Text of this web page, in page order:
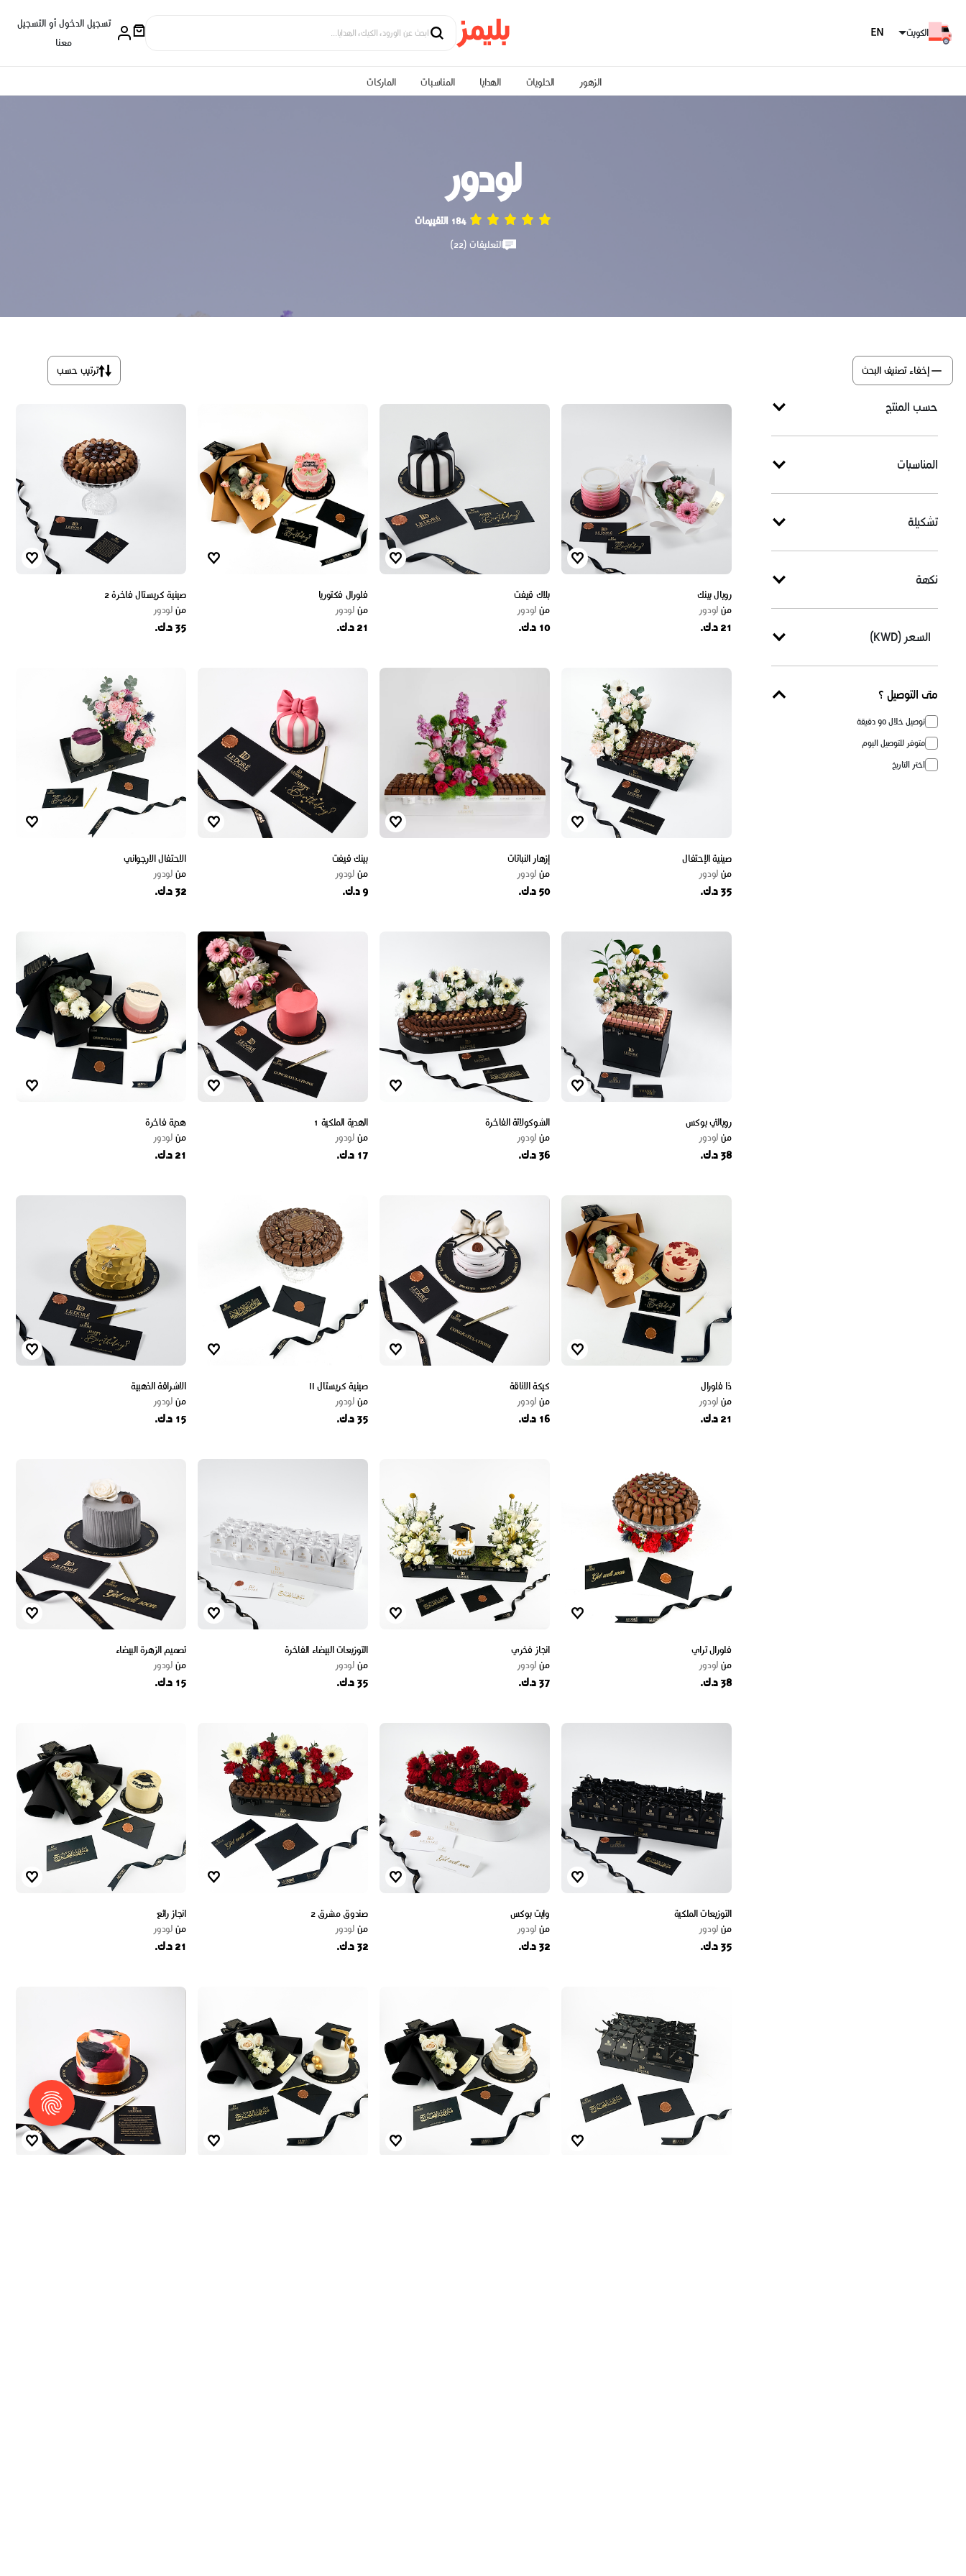
الكويت
تسجيل الدخول أو التسجيل
معنا
الزهور الحلويات الهدايا المناسبات الماركات
لودور
184 التقييمات
التعليقات (22)
إخفاء تصنيف البحث ترتيب حسب
حسب المنتج
المناسبات
تشكيلة
نكهة
السعر (KWD)
متى التوصيل ؟
توصيل خلال 90 دقيقة
متوفر للتوصيل اليوم
اختر التاريخ
رويال بينك
من لودور
21 د.ك.
بلاك قيفت
من لودور
10 د.ك.
فلورال فكتوريا
من لودور
21 د.ك.
صينية كريستال فاخرة 2
من لودور
35 د.ك.
صينية الإحتفال
من لودور
35 د.ك.
إزهار النباتات
من لودور
50 د.ك.
بينك قيفت
من لودور
9 د.ك.
الاحتفال الارجواني
من لودور
32 د.ك.
رويالتي بوكس
من لودور
38 د.ك.
الشوكولاتة الفاخرة
من لودور
36 د.ك.
الهدية الملكية 1
من لودور
17 د.ك.
هدية فاخرة
من لودور
21 د.ك.
ذا فلورال
من لودور
21 د.ك.
كيكة الاناقة
من لودور
16 د.ك.
صينية كريستال II
من لودور
35 د.ك.
الاشراقة الذهبية
من لودور
15 د.ك.
فلورال تراي
من لودور
38 د.ك.
انجاز فخري
من لودور
37 د.ك.
التوزيعات البيضاء الفاخرة
من لودور
35 د.ك.
تصميم الزهرة البيضاء
من لودور
15 د.ك.
التوزيعات الملكية
من لودور
35 د.ك.
وايت بوكس
من لودور
32 د.ك.
صندوق مشرق 2
من لودور
32 د.ك.
انجاز رائع
من لودور
21 د.ك.